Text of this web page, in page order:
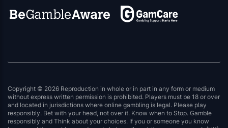
Copyright © 2026 Reproduction in whole or in part in any form or medium
without express written permission is prohibited. Players must be 18 or over
and located in jurisdictions where online gambling is legal. Please play
responsibly. Bet with your head, not over it. Know when to Stop. Gamble
responsibly and Think about your choices. If you or someone you know